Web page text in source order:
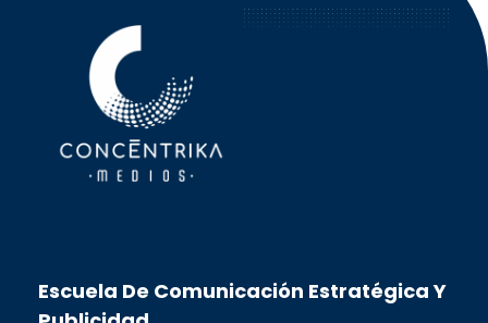
Escuela De Comunicación Estratégica Y